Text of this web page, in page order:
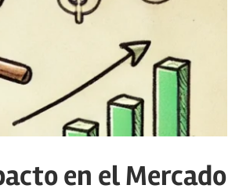
en el Mercado